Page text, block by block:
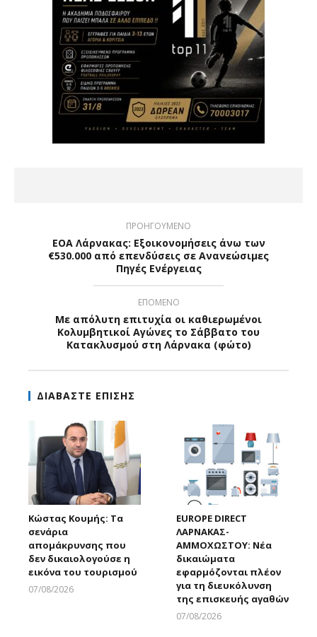
ΠΡΟΗΓΟΥΜΕΝΟ
ΕΟΑ Λάρνακας: Εξοικονομήσεις άνω των
€530.000 από επενδύσεις σε Ανανεώσιμες
Πηγές Ενέργειας
ΕΠΟΜΕΝΟ
Με απόλυτη επιτυχία οι καθιερωμένοι
Κολυμβητικοί Αγώνες το Σάββατο του
Κατακλυσμού στη Λάρνακα (φώτο)
ΔΙΑΒΑΣΤΕ ΕΠΙΣΗΣ
Κώστας Κουμής: Τα
σενάρια
απομάκρυνσης που
δεν δικαιολογούσε η
εικόνα του τουρισμού
07/08/2026
EUROPE DIRECT
ΛΑΡΝΑΚΑΣ-
ΑΜΜΟΧΩΣΤΟΥ: Νέα
δικαιώματα
εφαρμόζονται πλέον
για τη διευκόλυνση
της επισκευής αγαθών
07/08/2026